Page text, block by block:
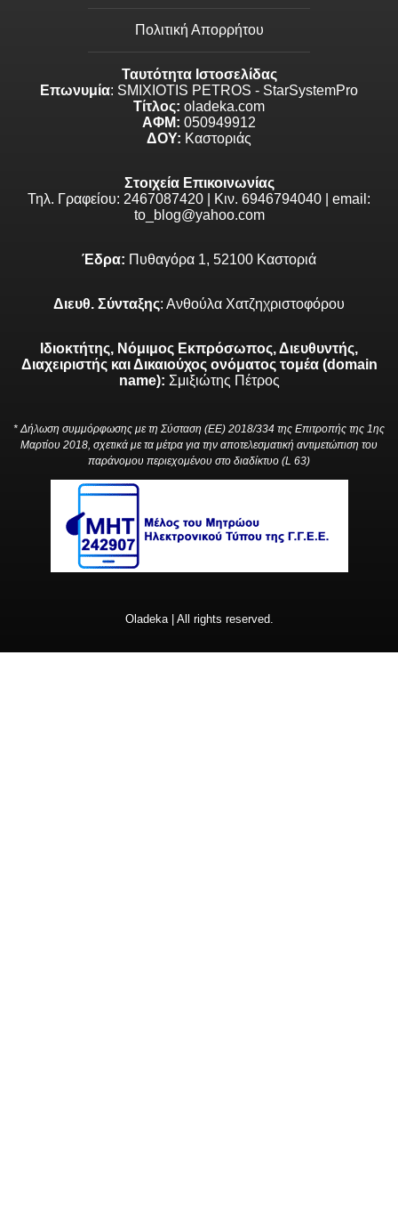
Πολιτική Απορρήτου
Ταυτότητα Ιστοσελίδας
Επωνυμία: SMIXIOTIS PETROS - StarSystemPro
Τίτλος: oladeka.com
ΑΦΜ: 050949912
ΔΟΥ: Καστοριάς
Στοιχεία Επικοινωνίας
Τηλ. Γραφείου: 2467087420 | Κιν. 6946794040 | email:
to_blog@yahoo.com
Έδρα: Πυθαγόρα 1, 52100 Καστοριά
Διευθ. Σύνταξης: Ανθούλα Χατζηχριστοφόρου
Ιδιοκτήτης, Νόμιμος Εκπρόσωπος, Διευθυντής,
Διαχειριστής και Δικαιούχος ονόματος τομέα (domain
name): Σμιξιώτης Πέτρος
* Δήλωση συμμόρφωσης με τη Σύσταση (ΕΕ) 2018/334 της Επιτροπής της 1ης
Μαρτίου 2018, σχετικά με τα μέτρα για την αποτελεσματική αντιμετώπιση του
παράνομου περιεχομένου στο διαδίκτυο (L 63)
Oladeka | All rights reserved.